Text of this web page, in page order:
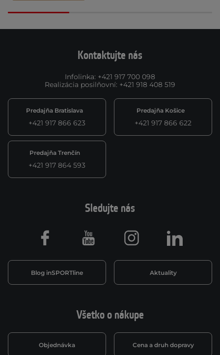
Kontaktujte nás
Infolinka: +421 917 700 098
Realizácia posilňovní: +421 918 408 519
Predajňa Bratislava
+421 917 866 623
Predajňa Košice
+421 917 866 622
Predajňa Trenčín
+421 917 864 593
Všetko o nákupe
Objednávka Cena a druh dopravy
Sledujte nás
Blog inSPORTline Aktuality
Facebook Youtube Instagram LinkedIn